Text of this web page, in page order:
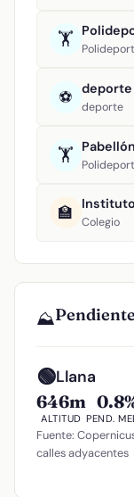
🏋️
⚽ deporte
deporte
🏋️
🏫 Colegio
⛰️
🟢Llana
646m
ALTITUD PEND.
Fuente:
calles adyacentes